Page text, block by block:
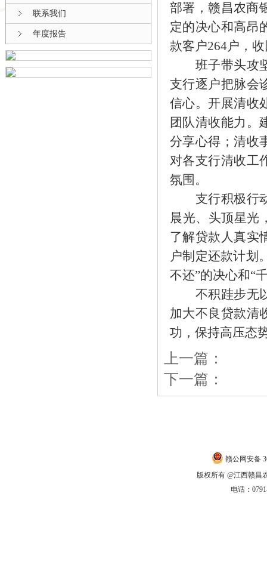
联系我们
年度报告
部署，赣昌农商
定的决心和高昂
款客户264户，
班子带头攻坚
支行逐户把脉会
信心。开展清收
团队清收能力。
分享心得；清收
对各支行清收工
氛围。
支行积极行动
晨光、头顶星光
了解贷款人真实
户制定还款计划
不还”的决心和“
不积跬步无以
加大不良贷款清
功，保持高压态
上一篇：
下一篇：
赣公网安备
版权所有 @江西赣昌
电话：